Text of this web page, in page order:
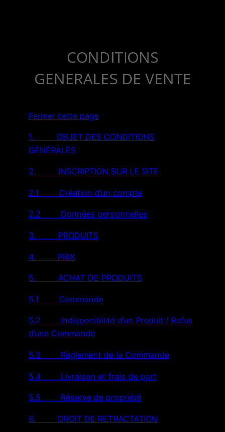
CONDITIONS
GENERALES DE VENTE
Fermer cette page
1. OBJET DES CONDITIONS
GÉNÉRALES
2. INSCRIPTION SUR LE SITE
2.1 Création d’un compte
2.2 Données personnelles
3. PRODUITS
4. PRIX
5. ACHAT DE PRODUITS
5.1 Commande
5.2 Indisponibilité d’un Produit / Refus
d’une Commande
5.3 Règlement de la Commande
5.4 Livraison et frais de port
5.5 Réserve de propriété
6. DROIT DE RETRACTATION